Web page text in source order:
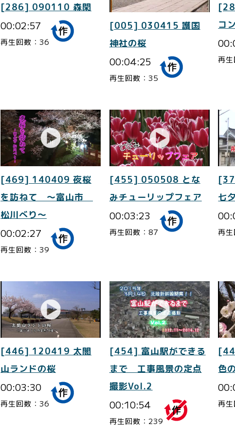
[286] 090110 森閑
00:02:57
再生回数：36
[005] 030415 護国
神社の桜
00:04:25
再生回数：35
コ
再
[469] 140409 夜桜
を訪ねて ～富山市
松川べり～
00:02:27
再生回数：39
[455] 050508 とな
みチューリップフェア
00:03:23
再生回数：87
七
再
[446] 120419 太閤
山ランドの桜
00:03:30
再生回数：36
[454] 富山駅ができる
まで 工事風景の定点
撮影Vol.2
00:10:54
再生回数：239
色
再